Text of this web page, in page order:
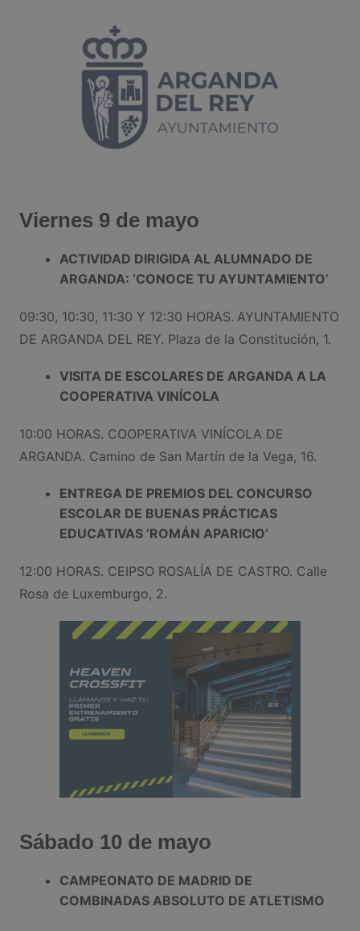
Viernes 9 de mayo
ACTIVIDAD DIRIGIDA AL ALUMNADO DE
ARGANDA: ‘CONOCE TU AYUNTAMIENTO’
09:30, 10:30, 11:30 Y 12:30 HORAS. AYUNTAMIENTO
DE ARGANDA DEL REY. Plaza de la Constitución, 1.
VISITA DE ESCOLARES DE ARGANDA A LA
COOPERATIVA VINÍCOLA
10:00 HORAS. COOPERATIVA VINÍCOLA DE
ARGANDA. Camino de San Martín de la Vega, 16.
ENTREGA DE PREMIOS DEL CONCURSO
ESCOLAR DE BUENAS PRÁCTICAS
EDUCATIVAS ‘ROMÁN APARICIO’
12:00 HORAS. CEIPSO ROSALÍA DE CASTRO. Calle
Rosa de Luxemburgo, 2.
Sábado 10 de mayo
CAMPEONATO DE MADRID DE
COMBINADAS ABSOLUTO DE ATLETISMO